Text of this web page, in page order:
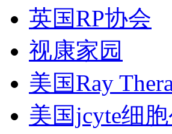
英国RP协会
视康家园
美国Ray
美国jcyte细胞